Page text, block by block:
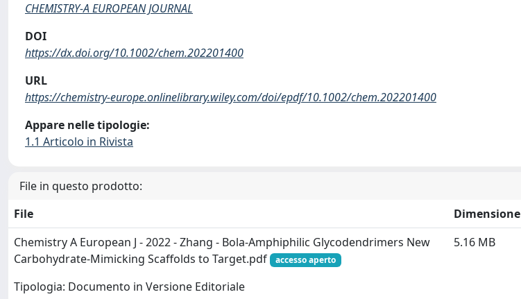
CHEMISTRY-A EUROPEAN JOURNAL
DOI
https://dx.doi.org/10.1002/chem.202201400
URL
https://chemistry-europe.onlinelibrary.wiley.com/doi/epdf/10.1002/chem.202201400
Appare nelle tipologie:
1.1 Articolo in Rivista
File in questo prodotto:
File
Dimensione
Chemistry A European J - 2022 - Zhang - Bola‐Amphiphilic Glycodendrimers New
Carbohydrate‐Mimicking Scaffolds to Target.pdf
accesso aperto
Tipologia: Documento in Versione Editoriale
5.16 MB